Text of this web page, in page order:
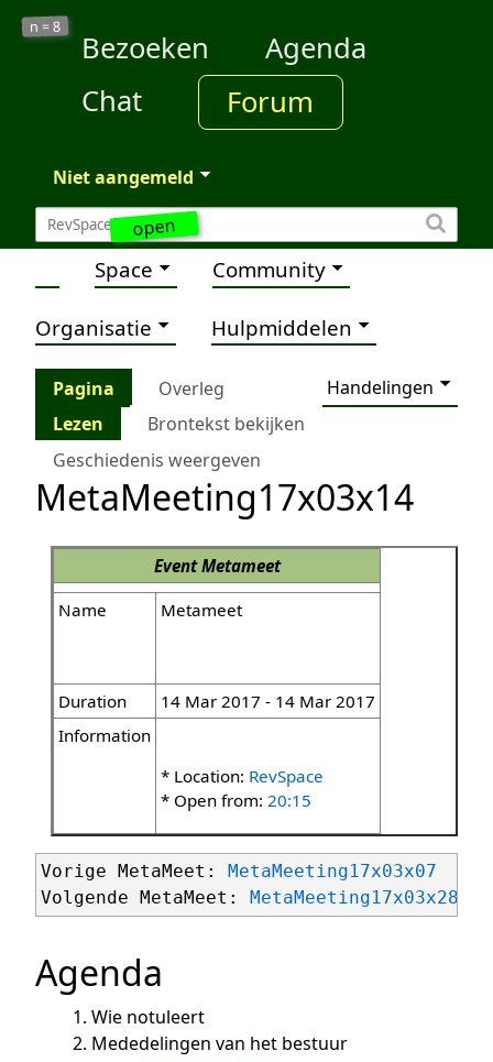
open
n =8
Bezoeken
Agenda
Chat
Forum
Niet aangemeld
Space Community
Organisatie Hulpmiddelen
Pagina Overleg
Handelingen
Lezen
Brontekst bekijken
Geschiedenis weergeven
MetaMeeting17x03x14
EventMetameet
Name
Metameet
Duration
14 Mar 2017 - 14 Mar 2017
Information
* Location: RevSpace
* Open from: 20:15
Vorige MetaMeet:
MetaMeeting17x03x07
Volgende MetaMeet:
MetaMeeting17x03x28
Agenda
Wie notuleert
Mededelingen van het bestuur